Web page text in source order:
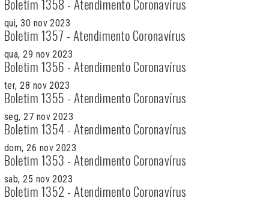
qui, 30 nov 2023
Boletim 1357 - Atendimento Coronavírus
qua, 29 nov 2023
Boletim 1356 - Atendimento Coronavírus
ter, 28 nov 2023
Boletim 1355 - Atendimento Coronavírus
seg, 27 nov 2023
Boletim 1354 - Atendimento Coronavírus
dom, 26 nov 2023
Boletim 1353 - Atendimento Coronavírus
sab, 25 nov 2023
Boletim 1352 - Atendimento Coronavírus